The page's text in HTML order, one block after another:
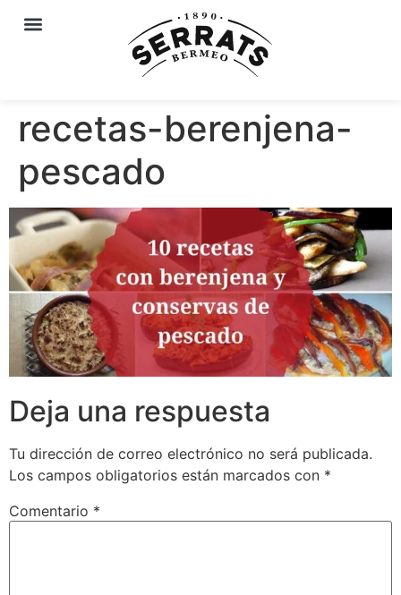
recetas-berenjena-
pescado
Deja una respuesta
Tu dirección de correo electrónico no será publicada.
Los campos obligatorios están marcados con *
Comentario *